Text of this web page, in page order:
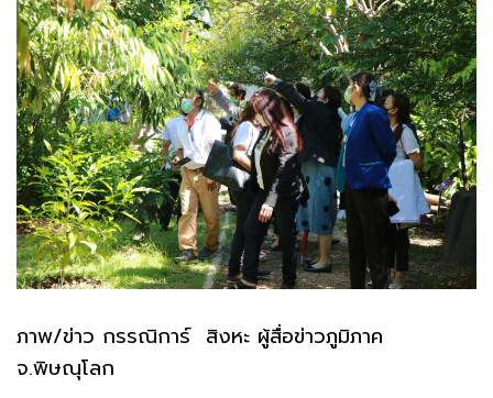
ภาพ/ข่าว กรรณิการ์ สิงหะ ผู้สื่อข่าวภูมิภาค
จ.พิษณุโลก